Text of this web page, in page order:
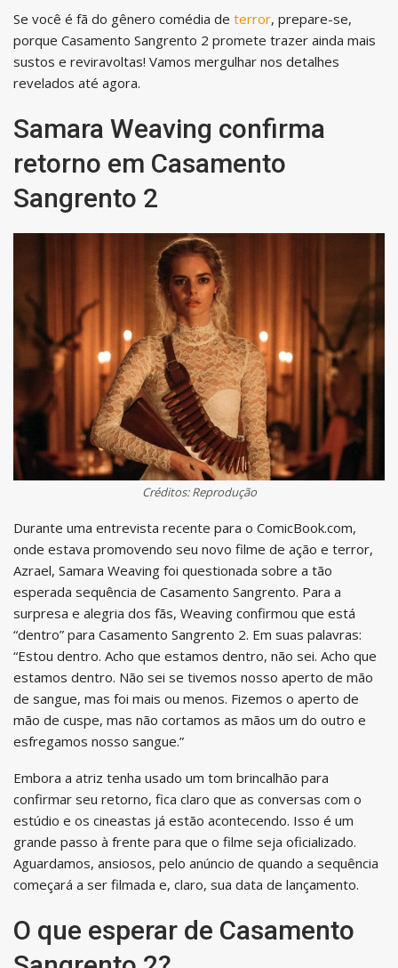
Se você é fã do gênero comédia de terror, prepare-se,
porque Casamento Sangrento 2 promete trazer ainda mais
sustos e reviravoltas! Vamos mergulhar nos detalhes
revelados até agora.
Samara Weaving confirma
retorno em Casamento
Sangrento 2
Créditos: Reprodução
Durante uma entrevista recente para o ComicBook.com,
onde estava promovendo seu novo filme de ação e terror,
Azrael, Samara Weaving foi questionada sobre a tão
esperada sequência de Casamento Sangrento. Para a
surpresa e alegria dos fãs, Weaving confirmou que está
“dentro” para Casamento Sangrento 2. Em suas palavras:
“Estou dentro. Acho que estamos dentro, não sei. Acho que
estamos dentro. Não sei se tivemos nosso aperto de mão
de sangue, mas foi mais ou menos. Fizemos o aperto de
mão de cuspe, mas não cortamos as mãos um do outro e
esfregamos nosso sangue.”
Embora a atriz tenha usado um tom brincalhão para
confirmar seu retorno, fica claro que as conversas com o
estúdio e os cineastas já estão acontecendo. Isso é um
grande passo à frente para que o filme seja oficializado.
Aguardamos, ansiosos, pelo anúncio de quando a sequência
começará a ser filmada e, claro, sua data de lançamento.
O que esperar de Casamento